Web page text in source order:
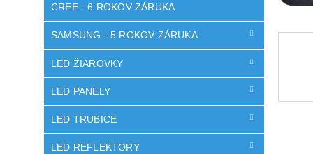
CREE - 6 ROKOV ZÁRUKA
SAMSUNG - 5 ROKOV ZÁRUKA
LED ŽIAROVKY
LED PANELY
LED TRUBICE
LED REFLEKTORY